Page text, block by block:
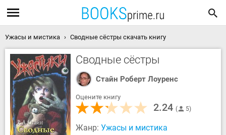
Ужасы и мистика Сводные сёстры скачать книгу
Сводные сёстры
Стайн Роберт Лоуренс
Оцените книгу
2.24 5
Жанр: Ужасы и мистика